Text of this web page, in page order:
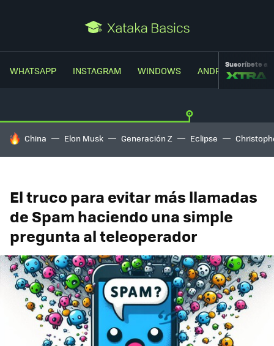
WHATSAPP INSTAGRAM WINDOWS ANDROIDSuscríbete a
HOY SE HABLA DE
China Elon Musk Generación Z Eclipse
El truco para evitar más llamadas
de Spam haciendo una simple
pregunta al teleoperador